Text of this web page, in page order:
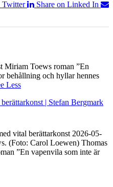
Twitter
Share on Linked In
Miriam Toews roman ”En
behållning och hyllar hennes
Less
| Stefan Bergmark
vital berättarkonst 2026-05-
(Foto: Carol Loewen) Thomas
”En vapenvila som inte är